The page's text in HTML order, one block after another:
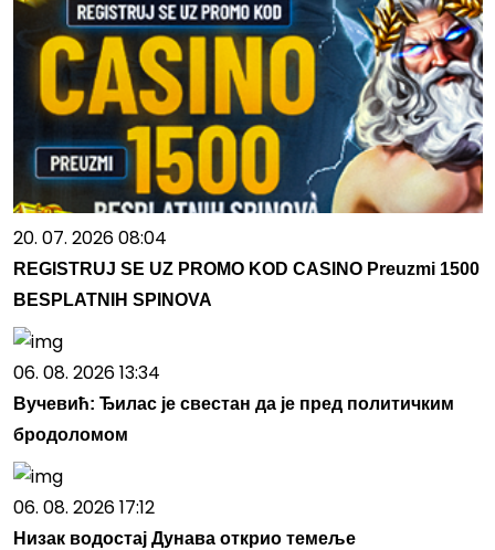
20. 07. 2026 08:04
REGISTRUJ SE UZ PROMO KOD CASINO Preuzmi 1500
BESPLATNIH SPINOVA
06. 08. 2026 13:34
Вучевић: Ђилас је свестан да је пред политичким
бродоломом
06. 08. 2026 17:12
Низак водостај Дунава открио темеље